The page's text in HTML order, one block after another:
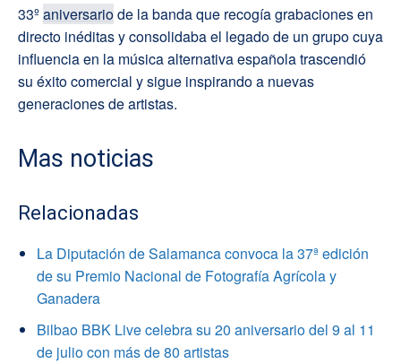
33ºaniversariode la banda que recogía grabaciones en
directo inéditas y consolidaba el legado de un grupo cuya
influencia en la música alternativa española trascendió
su éxito comercial y sigue inspirando a nuevas
generaciones de artistas.
Mas noticias
Relacionadas
La Diputación de Salamanca convoca la 37ª edición
de su Premio Nacional de Fotografía Agrícola y
Ganadera
Bilbao BBK Live celebra su 20 aniversario del 9 al 11
de julio con más de 80 artistas